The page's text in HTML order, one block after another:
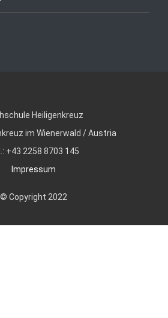
Heiligenkreuz
im Wienerwald / Austria
+43 2258 8703 145
Impressum
© Copyright 2022